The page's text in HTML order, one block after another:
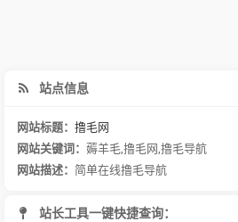
站点信息
网站标题： 撸毛网
网站关键词： 薅羊毛 撸毛网 撸毛导航
网站描述： 简单在线撸毛导航
站长工具一键快捷查询：